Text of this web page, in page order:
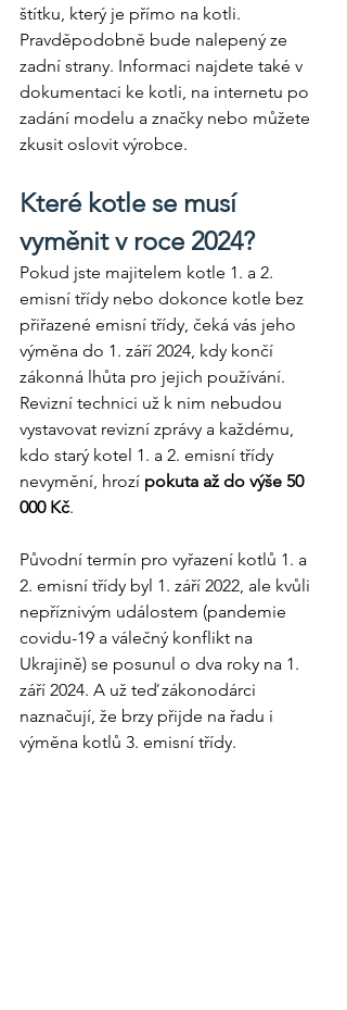
štítku, který je přímo na kotli.
Pravděpodobně bude nalepený ze
zadní strany. Informaci najdete také v
dokumentaci ke kotli, na internetu po
zadání modelu a značky nebo můžete
zkusit oslovit výrobce.
Které kotle se musí
vyměnit v roce 2024?
Pokud jste majitelem kotle 1. a 2.
emisní třídy nebo dokonce kotle bez
přiřazené emisní třídy, čeká vás jeho
výměna do 1. září 2024, kdy končí
zákonná lhůta pro jejich používání.
Revizní technici už k nim nebudou
vystavovat revizní zprávy a každému,
kdo starý kotel 1. a 2. emisní třídy
nevymění, hrozí pokuta až do výše 50
000 Kč.
Původní termín pro vyřazení kotlů 1. a
2. emisní třídy byl 1. září 2022, ale kvůli
nepříznivým událostem (pandemie
covidu-19 a válečný konflikt na
Ukrajině) se posunul o dva roky na 1.
září 2024. A už teď zákonodárci
naznačují, že brzy přijde na řadu i
výměna kotlů 3. emisní třídy.